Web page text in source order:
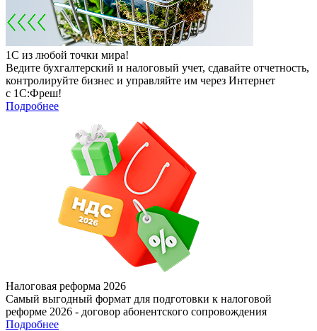
1С из любой точки мира!
Ведите бухгалтерский и налоговый учет, сдавайте отчетность,
контролируйте бизнес и управляйте им через Интернет
с 1С:Фреш!
Подробнее
Налоговая реформа 2026
Самый выгодный формат для подготовки к налоговой
реформе 2026 - договор абонентского сопровождения
Подробнее